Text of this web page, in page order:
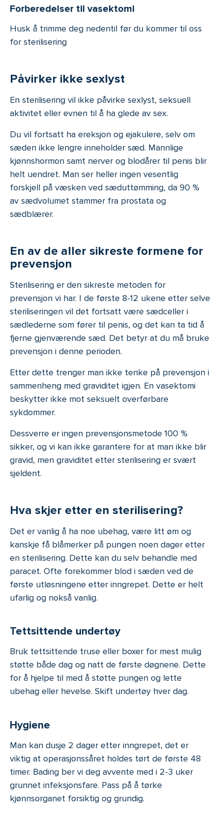
Forberedelser til vasektomi
Husk å trimme deg nedentil før du kommer til oss
for sterilisering
Påvirker ikke sexlyst
En sterilisering vil ikke påvirke sexlyst, seksuell
aktivitet eller evnen til å ha glede av sex.
Du vil fortsatt ha ereksjon og ejakulere, selv om
sæden ikke lengre inneholder sæd. Mannlige
kjønnshormon samt nerver og blodårer til penis blir
helt uendret. Man ser heller ingen vesentlig
forskjell på væsken ved sæduttømming, da 90 %
av sædvolumet stammer fra prostata og
sædblærer.
En av de aller sikreste formene for
prevensjon
Sterilisering er den sikreste metoden for
prevensjon vi har. I de første 8-12 ukene etter selve
steriliseringen vil det fortsatt være sædceller i
sædlederne som fører til penis, og det kan ta tid å
fjerne gjenværende sæd. Det betyr at du må bruke
prevensjon i denne perioden.
Etter dette trenger man ikke tenke på prevensjon i
sammenheng med graviditet igjen. En vasektomi
beskytter ikke mot seksuelt overførbare
sykdommer.
Dessverre er ingen prevensjonsmetode 100 %
sikker, og vi kan ikke garantere for at man ikke blir
gravid, men graviditet etter sterilisering er svært
sjeldent.
Hva skjer etter en sterilisering?
Det er vanlig å ha noe ubehag, være litt øm og
kanskje få blåmerker på pungen noen dager etter
en sterilisering. Dette kan du selv behandle med
paracet. Ofte forekommer blod i sæden ved de
første utløsningene etter inngrepet. Dette er helt
ufarlig og nokså vanlig.
Tettsittende undertøy
Bruk tettsittende truse eller boxer for mest mulig
støtte både dag og natt de første døgnene. Dette
for å hjelpe til med å støtte pungen og lette
ubehag eller hevelse. Skift undertøy hver dag.
Hygiene
Man kan dusje 2 dager etter inngrepet, det er
viktig at operasjonssåret holdes tørt de første 48
timer. Bading ber vi deg avvente med i 2-3 uker
grunnet infeksjonsfare. Pass på å tørke
kjønnsorganet forsiktig og grundig.